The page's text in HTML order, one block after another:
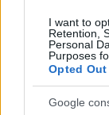
I want to
Retention,
Personal
Purposes
Opted Out
Google
24 óra